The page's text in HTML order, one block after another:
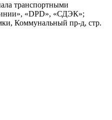
транспортными
«DPD», «СДЭК»;
Коммунальный пр-д, стр.